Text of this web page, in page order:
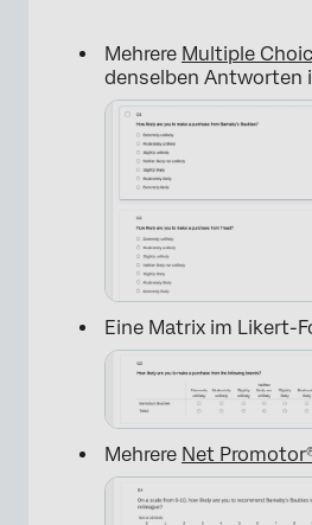
Mehrere Multiple
denselben Antworten
Eine Matrix im Likert-
Mehrere Net